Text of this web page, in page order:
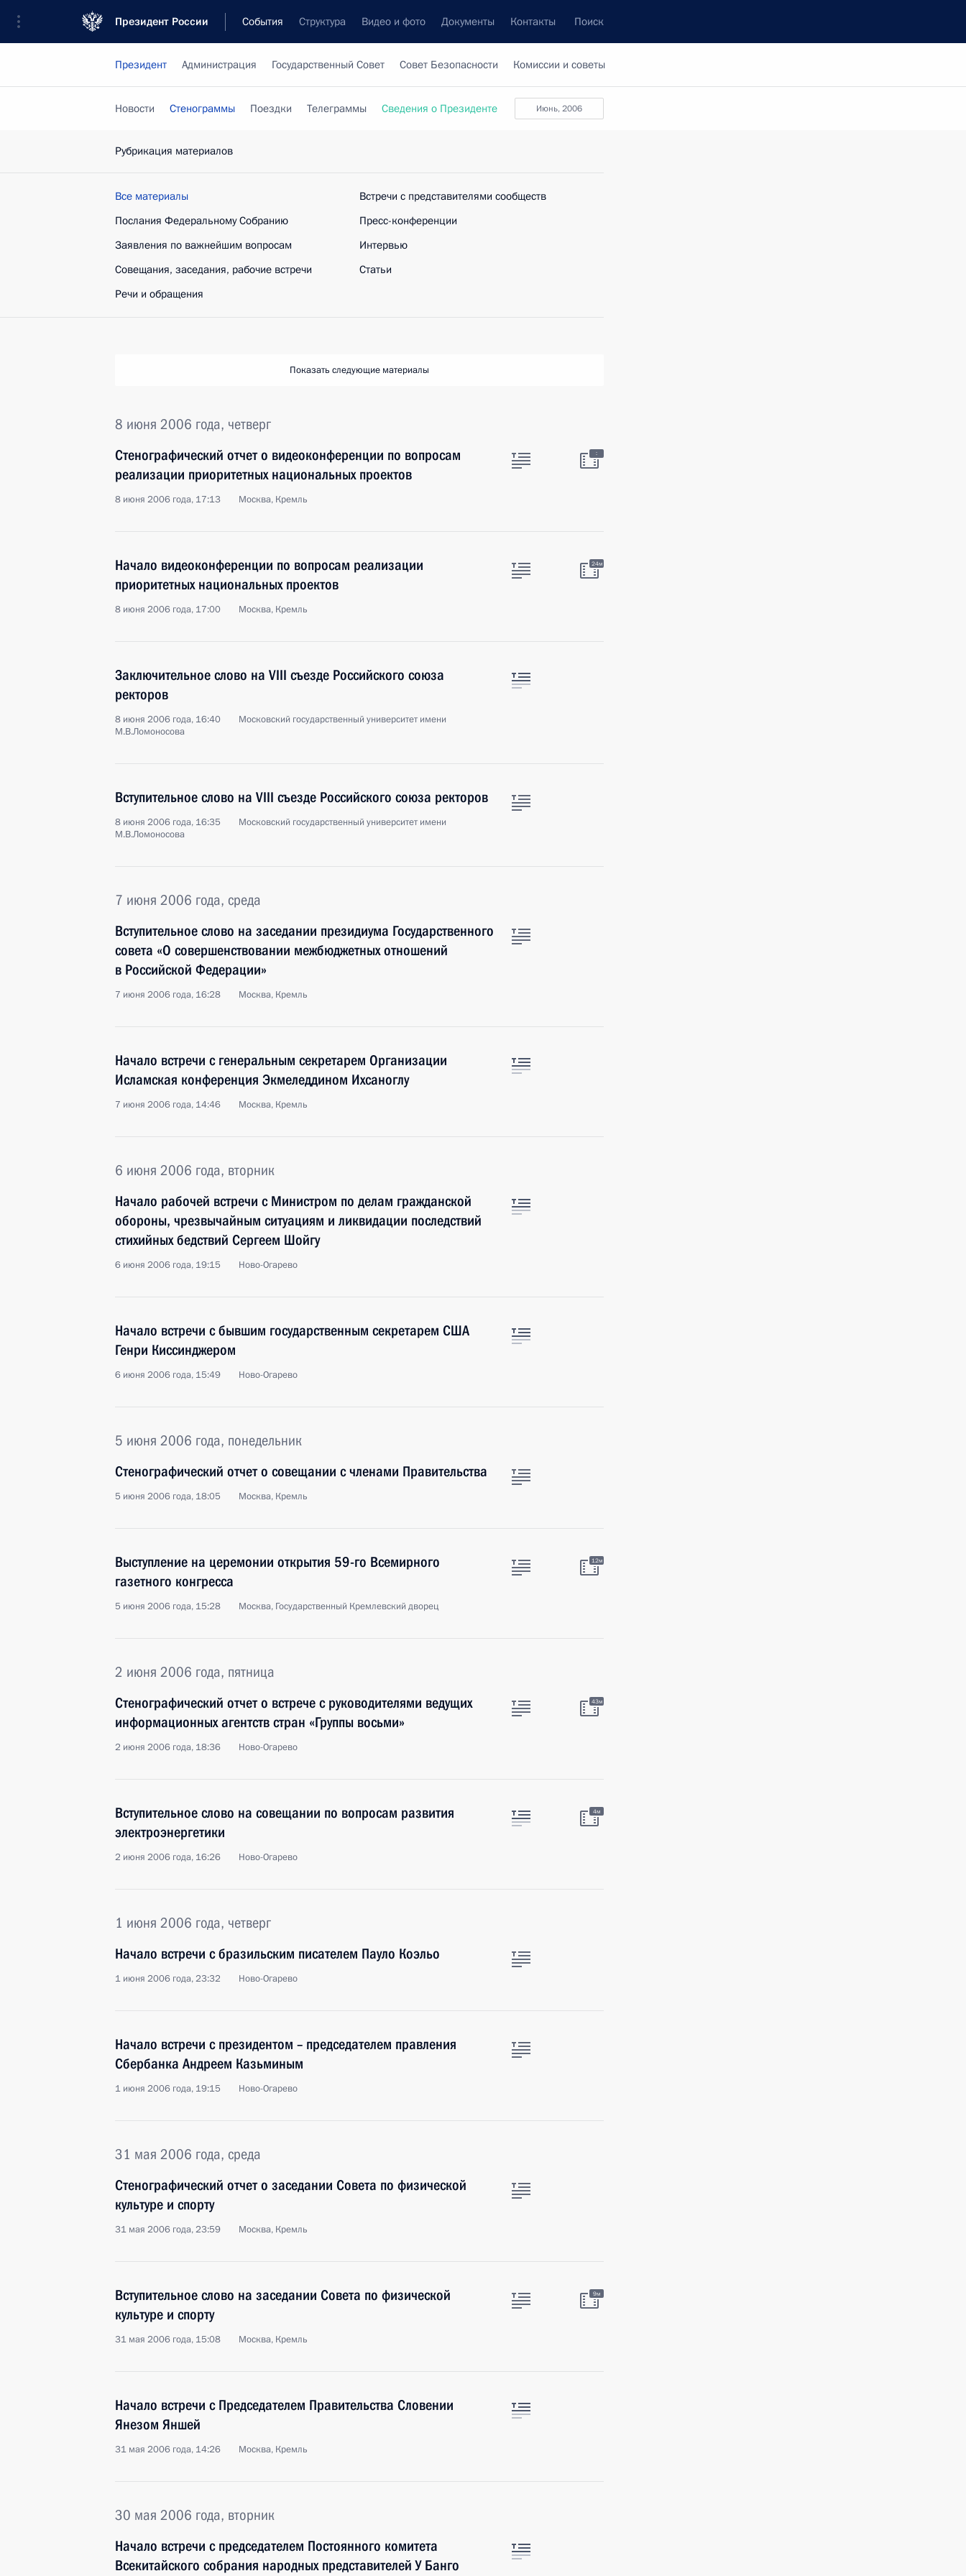
Президент России События Структура Видео и фото Документы Контакты Поиск
Президент Администрация Государственный Совет Совет Безопасности Комиссии и советы
июнь, 2006
Новости Стенограммы Поездки Телеграммы Сведения о Президенте
Рубрикация материалов
Все материалы
Послания Федеральному Собранию
Заявления по важнейшим вопросам
Совещания, заседания, рабочие встречи
Речи и обращения
Встречи с представителями сообществ
Пресс-конференции
Интервью
Статьи
Показать следующие материалы
8 июня 2006 года, четверг
Стенографический отчет о видеоконференции по вопросам
реализации приоритетных национальных проектов
8 июня 2006 года, 17:13 Москва, Кремль
:
Начало видеоконференции по вопросам реализации
приоритетных национальных проектов
8 июня 2006 года, 17:00 Москва, Кремль
24м
Заключительное слово на VIII съезде Российского союза
ректоров
8 июня 2006 года, 16:40
Московский государственный университет имени
М.В.Ломоносова
Вступительное слово на VIII съезде Российского союза ректоров
8 июня 2006 года, 16:35
Московский государственный университет имени
М.В.Ломоносова
7 июня 2006 года, среда
Вступительное слово на заседании президиума Государственного
совета «О совершенствовании межбюджетных отношений
в Российской Федерации»
7 июня 2006 года, 16:28 Москва, Кремль
Начало встречи с генеральным секретарем Организации
Исламская конференция Экмеледдином Ихсаноглу
7 июня 2006 года, 14:46 Москва, Кремль
6 июня 2006 года, вторник
Начало рабочей встречи с Министром по делам гражданской
обороны, чрезвычайным ситуациям и ликвидации последствий
стихийных бедствий Сергеем Шойгу
6 июня 2006 года, 19:15 Ново-Огарево
Начало встречи с бывшим государственным секретарем США
Генри Киссинджером
6 июня 2006 года, 15:49 Ново-Огарево
5 июня 2006 года, понедельник
Стенографический отчет о совещании с членами Правительства
5 июня 2006 года, 18:05 Москва, Кремль
Выступление на церемонии открытия 59-го Всемирного
газетного конгресса
5 июня 2006 года, 15:28 Москва, Государственный Кремлевский дворец
12м
2 июня 2006 года, пятница
Стенографический отчет о встрече с руководителями ведущих
информационных агентств стран «Группы восьми»
2 июня 2006 года, 18:36 Ново-Огарево
43м
Вступительное слово на совещании по вопросам развития
электроэнергетики
2 июня 2006 года, 16:26 Ново-Огарево
4м
1 июня 2006 года, четверг
Начало встречи с бразильским писателем Пауло Коэльо
1 июня 2006 года, 23:32 Ново-Огарево
Начало встречи с президентом – председателем правления
Сбербанка Андреем Казьминым
1 июня 2006 года, 19:15 Ново-Огарево
31 мая 2006 года, среда
Стенографический отчет о заседании Совета по физической
культуре и спорту
31 мая 2006 года, 23:59 Москва, Кремль
Вступительное слово на заседании Совета по физической
культуре и спорту
31 мая 2006 года, 15:08 Москва, Кремль
9м
Начало встречи с Председателем Правительства Словении
Янезом Яншей
31 мая 2006 года, 14:26 Москва, Кремль
30 мая 2006 года, вторник
Начало встречи с председателем Постоянного комитета
Всекитайского собрания народных представителей У Банго